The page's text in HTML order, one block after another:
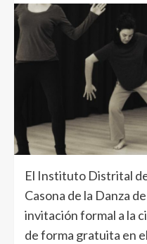
El Instituto Distrital
Casona de la Danza
invitación formal a la
de forma gratuita en